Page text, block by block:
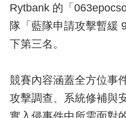
Rytbank 的「
隊「藍隊申請攻擊暫緩
下第三名。
競賽內容涵蓋全方位事
攻擊調查、系統修補與